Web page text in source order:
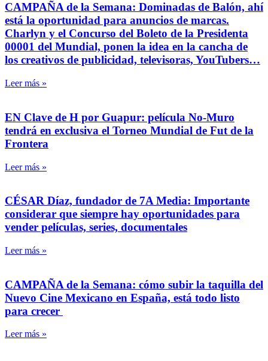
CAMPAÑA de la Semana: Dominadas de Balón, ahí
está la oportunidad para anuncios de marcas.
Charlyn y el Concurso del Boleto de la Presidenta
00001 del Mundial, ponen la idea en la cancha de
los creativos de publicidad, televisoras, YouTubers…
Leer más »
EN Clave de H por Guapur: película No-Muro
tendrá en exclusiva el Torneo Mundial de Fut de la
Frontera
Leer más »
CÉSAR Díaz, fundador de 7A Media: Importante
considerar que siempre hay oportunidades para
vender películas, series, documentales
Leer más »
CAMPAÑA de la Semana: cómo subir la taquilla del
Nuevo Cine Mexicano en España, está todo listo
para crecer
Leer más »